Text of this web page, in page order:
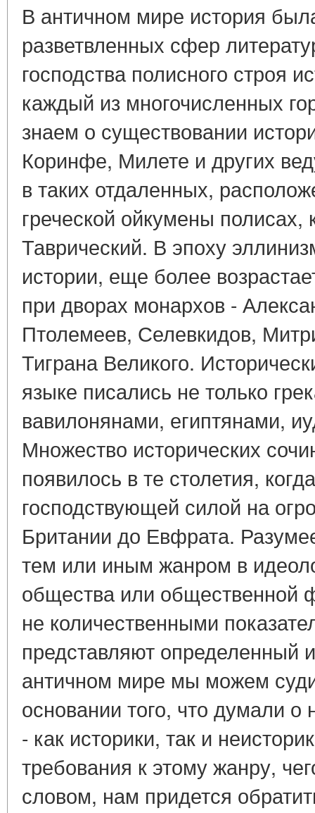
В античном мире история
разветвленных сфер
господства полисного строя
каждый из многочисленных
знаем о существовании
Коринфе, Милете и других
в таких отдаленных,
греческой ойкумены
Таврический. В эпоху
истории, еще более
при дворах монархов -
Птолемеев, Селевкидов,
Тиграна Великого.
языке писались не только
вавилонянами, египтянами,
Множество исторических
появилось в те столетия,
господствующей силой на
Британии до Евфрата.
тем или иным жанром в
общества или общественной
не количественными
представляют определенный
античном мире мы можем
основании того, что думали
- как историки, так и
требования к этому жанру,
словом, нам придется